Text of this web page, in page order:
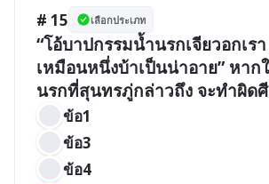
# 15 เลือกประเภท
“โอ้บาปกรรมน้ำนรกเจียวอกเร
เหมือนหนึ่งบ้าเป็นน่าอาย” หาก
นรกที่สุนทรภู่กล่าวถึง จะทำผิด
ข้อ1
ข้อ3
ข้อ4